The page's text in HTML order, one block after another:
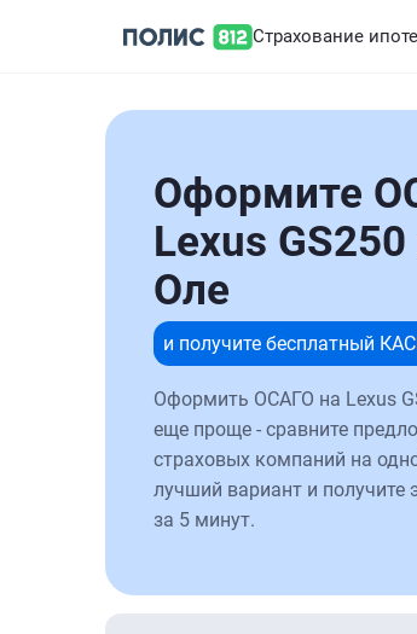
Страхование
Оформите
Lexus
Оле
и получите бесплатный
Оформить ОСАГО на Lexus
еще проще - сравните
страховых компаний на
лучший вариант и получите
за 5 минут.